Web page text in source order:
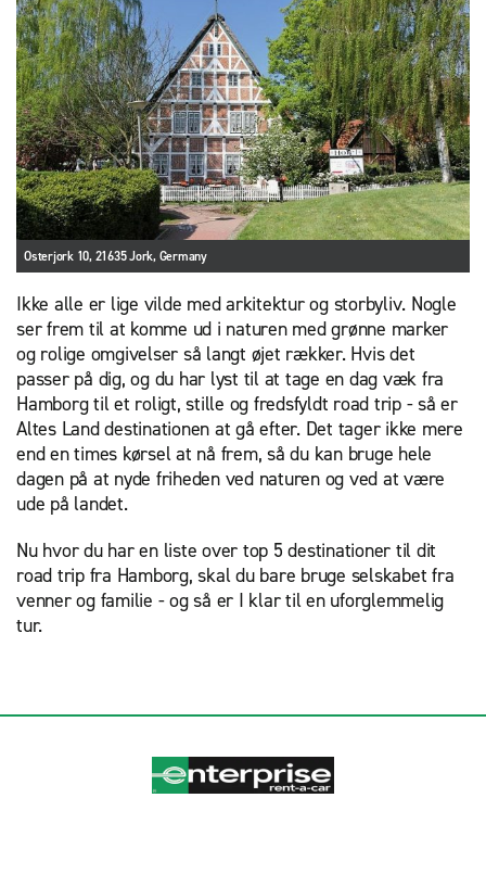
Osterjork 10, 21635 Jork, Germany
Ikke alle er lige vilde med arkitektur og storbyliv. Nogle
ser frem til at komme ud i naturen med grønne marker
og rolige omgivelser så langt øjet rækker. Hvis det
passer på dig, og du har lyst til at tage en dag væk fra
Hamborg til et roligt, stille og fredsfyldt road trip - så er
Altes Land destinationen at gå efter. Det tager ikke mere
end en times kørsel at nå frem, så du kan bruge hele
dagen på at nyde friheden ved naturen og ved at være
ude på landet.
Nu hvor du har en liste over top 5 destinationer til dit
road trip fra Hamborg, skal du bare bruge selskabet fra
venner og familie - og så er I klar til en uforglemmelig
tur.